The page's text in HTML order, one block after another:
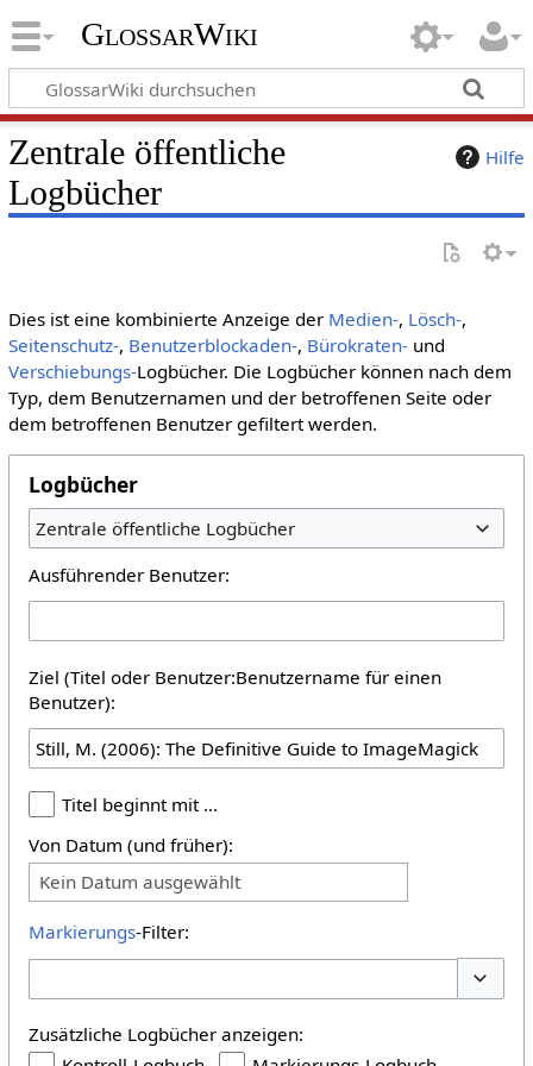
GlossarWiki
Hilfe
Zentrale öffentliche
Logbücher
Dies ist eine kombinierte Anzeige der Medien-, Lösch-,
Seitenschutz-, Benutzerblockaden-, Bürokraten-und
Verschiebungs-Logbücher. Die Logbücher können nach dem
Typ, dem Benutzernamen und der betroffenen Seite oder
dem betroffenen Benutzer gefiltert werden.
Logbücher
Zentrale öffentliche Logbücher
Ausführender Benutzer:
Ziel (Titel oder Benutzer:Benutzername für einen
Benutzer):
Titel beginnt mit …
Von Datum (und früher):
Kein Datum ausgewählt
Markierungs-Filter:
Zusätzliche Logbücher anzeigen: